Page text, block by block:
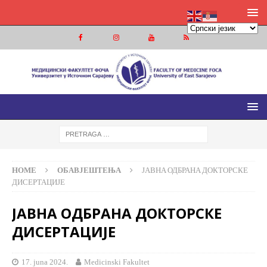
МЕДИЦИНСКИ ФАКУЛТЕТ ФОЧА
МЕДИЦИНСКИ ФАКУЛТЕТ УНИВЕРЗИТЕТА У ИСТОЧНОМ
HOME ОБАВЈЕШТЕЊА
ЈАВНA ОДБРАНA ДОКТОРСКЕ
ДИСЕРТАЦИЈЕ
ЈАВНA ОДБРАНA ДОКТОРСКЕ
ДИСЕРТАЦИЈЕ
17. juna 2024. Medicinski Fakultet